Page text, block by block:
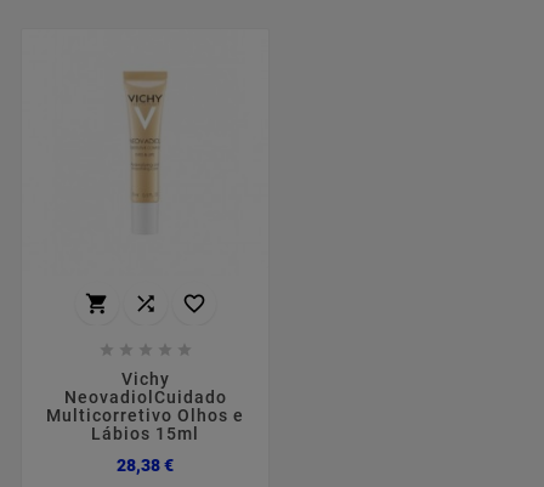
  
    
Vichy
NeovadiolCuidado
Multicorretivo Olhos e
Lábios 15ml
28,38 €Preço